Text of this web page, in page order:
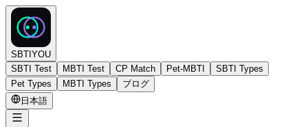
SBTIYOU
SBTI Test
MBTI Test CP Match Pet-MBTI
SBTI Types
Pet Types
MBTI Types
ブログ
日本語